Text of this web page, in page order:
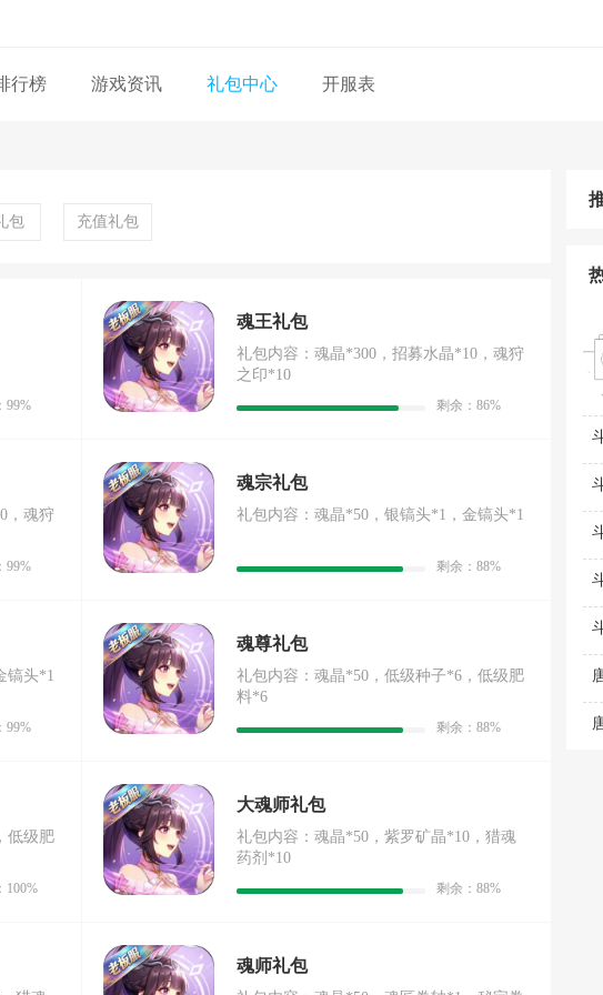
行榜 游戏资讯 礼包中心 开服表
包 充值礼包
99%
魂王礼包
礼包内容：魂晶*300，招募水晶*10，魂狩
之印*10
剩余：86%
，魂狩
99%
魂宗礼包
礼包内容：魂晶*50，银镐头*1，金镐头*1
剩余：88%
镐头*1
99%
魂尊礼包
礼包内容：魂晶*50，低级种子*6，低级肥
料*6
剩余：88%
低级肥
100%
大魂师礼包
礼包内容：魂晶*50，紫罗矿晶*10，猎魂
药剂*10
剩余：88%
魂师礼包